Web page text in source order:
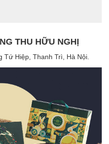
THU HỮU NGHỊ
Tứ Hiệp, Thanh Trì, Hà Nội.